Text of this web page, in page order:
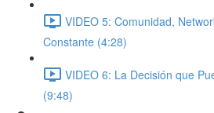
VIDEO 5: Comunidad,
Constante (4:28)
VIDEO 6: La Decisión que
(9:48)